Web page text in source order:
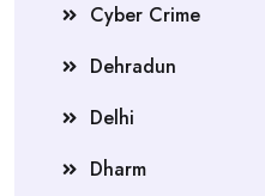
Cyber Crime
Dehradun
Delhi
Dharm